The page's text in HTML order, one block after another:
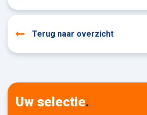
Terug naar overzicht
Uw selectie.